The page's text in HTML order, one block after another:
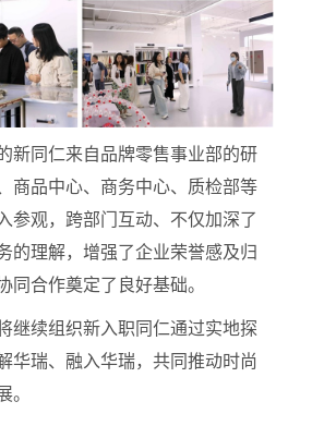
新同仁来自品牌零售事业部的研
商品中心、商务中心、质检部等
参观，跨部门互动、不仅加深了
的理解，增强了企业荣誉感及归
同合作奠定了良好基础。
继续组织新入职同仁通过实地探
华瑞、融入华瑞，共同推动时尚
。